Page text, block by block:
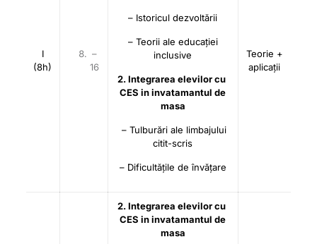
I
(8h)
–
16
– Istoricul dezvoltării
– Teorii ale educației
inclusive
2. Integrarea elevilor cu
CES in invatamantul de
masa
– Tulburări ale limbajului
citit-scris
– Dificultățile de învățare
Teorie +
aplicații
2. Integrarea elevilor cu
CES in invatamantul de
masa